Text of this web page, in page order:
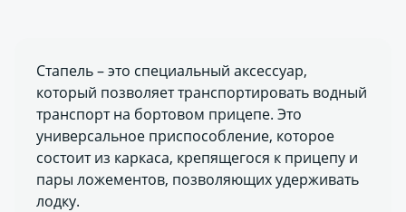
Стапель – это специальный аксессуар,
который позволяет транспортировать водный
транспорт на бортовом прицепе. Это
универсальное приспособление, которое
состоит из каркаса, крепящегося к прицепу и
пары ложементов, позволяющих удерживать
лодку.